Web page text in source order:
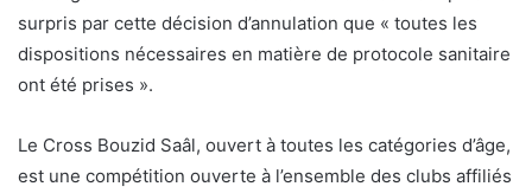
surpris par cette décision d’annulation que « toutes les
dispositions nécessaires en matière de protocole sanitaire
ont été prises ».
Le Cross Bouzid Saâl, ouvert à toutes les catégories d’âge,
est une compétition ouverte à l’ensemble des clubs affiliés